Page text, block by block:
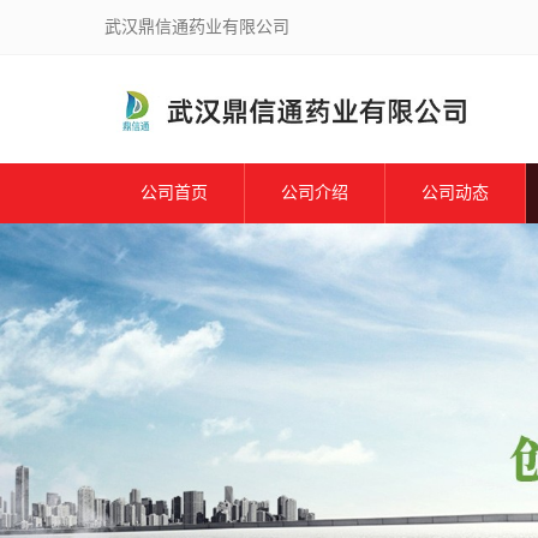
武汉鼎信通药业有限公司
公司首页 公司介绍 公司动态